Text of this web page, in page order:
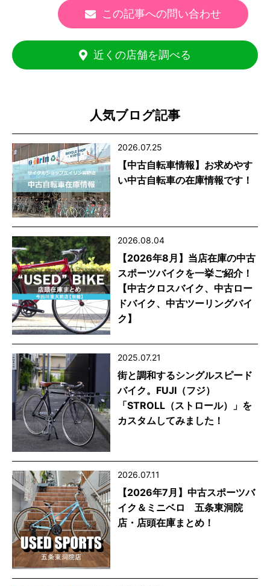
この記事への問い合わせ
近くの店舗を調べる
人気ブログ記事
2026.07.25
【中古自転車情報】お求めやす
い中古自転車の在庫情報です！
2026.08.04
【2026年8月】当店在庫の中古
スポーツバイクを一挙ご紹介！
【中古クロスバイク、中古ロー
ドバイク、中古ツーリングバイ
ク】
2025.07.21
街と調和するシングルスピード
バイク。FUJI（フジ）
「STROLL（ストロール）」を
カスタムしてみました！
2026.07.11
【2026年7月】中古スポーツバ
イク＆ミニベロ 五条東洞院
店・店頭在庫まとめ！